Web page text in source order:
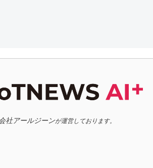
社アールジーンが運営しております。